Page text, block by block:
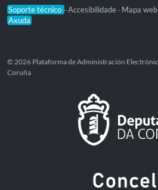
Soporte técnico -Accesibilidade - Mapa web
Axuda
© 2026 Plataforma de Administración
Coruña